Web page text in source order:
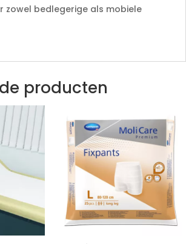
zowel bedlegerige als mobiele
producten